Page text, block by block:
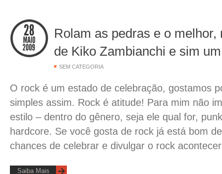
Rolam as pedras e o melhor,
de Kiko Zambianchi e sim
SEM CATEGORIA
O rock é um estado de celebração, gostamos
simples assim. Rock é atitude! Para mim não
estilo – dentro do gênero, seja ele qual for,
hardcore. Se você gosta de rock já está bom
chances de celebrar e divulgar o rock
Saiba Mais